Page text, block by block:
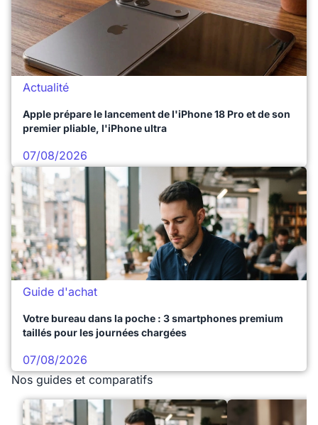
Actualité
Apple prépare le lancement de l'iPhone 18 Pro et de son
premier pliable, l'iPhone ultra
07/08/2026
Guide d'achat
Votre bureau dans la poche : 3 smartphones premium
taillés pour les journées chargées
07/08/2026
Nos guides et comparatifs